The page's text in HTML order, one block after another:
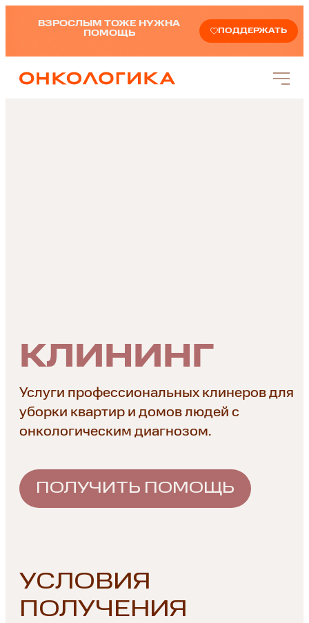
ВЗРОСЛЫМ ТОЖЕ НУЖНА
ПОМОЩЬ
ПОДДЕРЖАТЬ
КЛИНИНГ
Услуги профессиональных клинеров для
уборки квартир и домов людей с
онкологическим диагнозом.
ПОЛУЧИТЬ ПОМОЩЬ
УСЛОВИЯ
ПОЛУЧЕНИЯ